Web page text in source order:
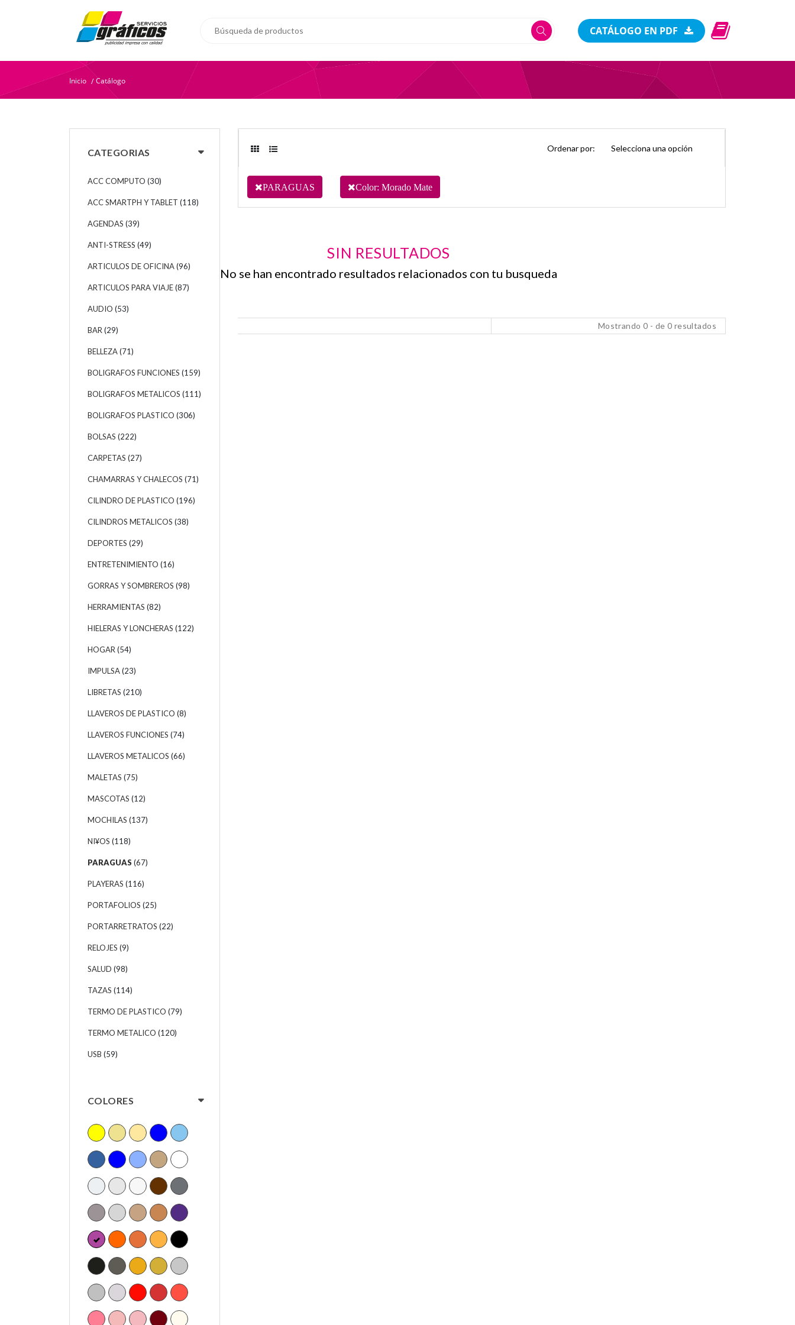
CATÁLOGO EN PDF
Inicio / Catálogo
CATEGORIAS
ACC COMPUTO (30)
ACC SMARTPH Y TABLET (118)
AGENDAS (39)
ANTI-STRESS (49)
ARTICULOS DE OFICINA(96)
ARTICULOS PARA VIAJE(87)
AUDIO (53)
BAR (29)
BELLEZA(71)
BOLIGRAFOS FUNCIONES (159)
BOLIGRAFOS METALICOS (111)
BOLIGRAFOS PLASTICO (306)
BOLSAS (222)
CARPETAS (27)
CHAMARRAS Y CHALECOS (71)
CILINDRO DE PLASTICO (196)
CILINDROS METALICOS (38)
DEPORTES (29)
ENTRETENIMIENTO (16)
GORRAS Y SOMBREROS (98)
HERRAMIENTAS (82)
HIELERAS Y LONCHERAS (122)
HOGAR (54)
IMPULSA(23)
LIBRETAS (210)
LLAVEROS DE PLASTICO (8)
LLAVEROS FUNCIONES (74)
LLAVEROS METALICOS (66)
MALETAS (75)
MASCOTAS (12)
MOCHILAS (137)
NI¥OS (118)
PARAGUAS (67)
PLAYERAS (116)
PORTAFOLIOS (25)
PORTARRETRATOS (22)
RELOJES (9)
SALUD (98)
TAZAS (114)
TERMO DE PLASTICO (79)
TERMO METALICO (120)
USB (59)
COLORES
Ordenar por:
PARAGUAS Color: Morado Mate
SIN RESULTADOS
No se han encontrado resultados relacionados con tu busqueda
Mostrando 0 - de 0 resultados